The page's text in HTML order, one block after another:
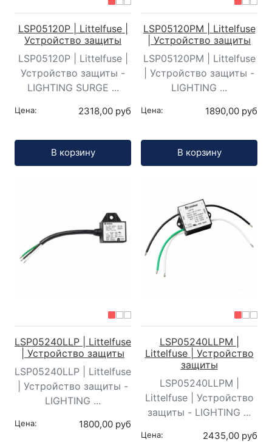
LSP05120P | Littelfuse |
Устройство защиты
LSP05120P | Littelfuse |
Устройство защиты -
LIGHTING SURGE ...
Цена: 2318,00 руб
В корзину
LSP05120PM | Littelfuse
| Устройство защиты
LSP05120PM | Littelfuse
| Устройство защиты -
LIGHTING ...
Цена: 1890,00 руб
В корзину
LSP05240LLP | Littelfuse
| Устройство защиты
LSP05240LLP | Littelfuse
| Устройство защиты -
LIGHTING ...
Цена: 1800,00 руб
LSP05240LLPM |
Littelfuse | Устройство
защиты
LSP05240LLPM |
Littelfuse | Устройство
защиты - LIGHTING ...
Цена: 2435,00 руб